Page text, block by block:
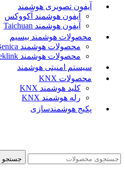
آیفون تصویری هوشمند
آيفون هوشمند آکووکس
آیفون هوشمند Taichuan
محصولات هوشمند بیسیم
محصولات هوشمند Benica
محصولات هوشمند Geeklink
سیستم امنیتی هوشمند
محصولات KNX
کلید هوشمند KNX
رله هوشمند KNX
پکیج هوشمندسازی
جستجو